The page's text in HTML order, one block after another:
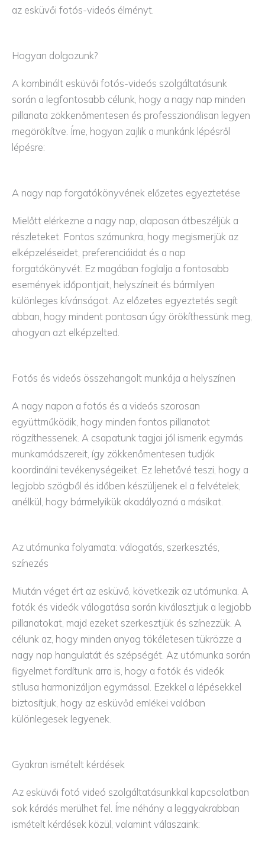
az esküvői fotós-videós élményt.
Hogyan dolgozunk?
A kombinált esküvői fotós-videós szolgáltatásunk
során a legfontosabb célunk, hogy a nagy nap minden
pillanata zökkenőmentesen és professzionálisan legyen
megörökítve. Íme, hogyan zajlik a munkánk lépésről
lépésre:
A nagy nap forgatókönyvének előzetes egyeztetése
Mielőtt elérkezne a nagy nap, alaposan átbeszéljük a
részleteket. Fontos számunkra, hogy megismerjük az
elképzeléseidet, preferenciáidat és a nap
forgatókönyvét. Ez magában foglalja a fontosabb
események időpontjait, helyszíneit és bármilyen
különleges kívánságot. Az előzetes egyeztetés segít
abban, hogy mindent pontosan úgy örökíthessünk meg,
ahogyan azt elképzelted.
Fotós és videós összehangolt munkája a helyszínen
A nagy napon a fotós és a videós szorosan
együttműködik, hogy minden fontos pillanatot
rögzíthessenek. A csapatunk tagjai jól ismerik egymás
munkamódszereit, így zökkenőmentesen tudják
koordinálni tevékenységeiket. Ez lehetővé teszi, hogy a
legjobb szögből és időben készüljenek el a felvételek,
anélkül, hogy bármelyikük akadályozná a másikat.
Az utómunka folyamata: válogatás, szerkesztés,
színezés
Miután véget ért az esküvő, következik az utómunka. A
fotók és videók válogatása során kiválasztjuk a legjobb
pillanatokat, majd ezeket szerkesztjük és színezzük. A
célunk az, hogy minden anyag tökéletesen tükrözze a
nagy nap hangulatát és szépségét. Az utómunka során
figyelmet fordítunk arra is, hogy a fotók és videók
stílusa harmonizáljon egymással. Ezekkel a lépésekkel
biztosítjuk, hogy az esküvőd emlékei valóban
különlegesek legyenek.
Gyakran ismételt kérdések
Az esküvői fotó videó szolgáltatásunkkal kapcsolatban
sok kérdés merülhet fel. Íme néhány a leggyakrabban
ismételt kérdések közül, valamint válaszaink: